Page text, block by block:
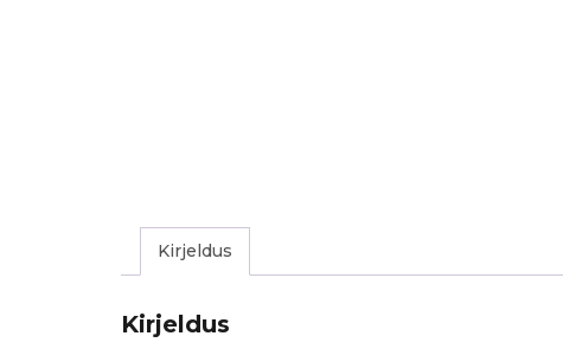
Kirjeldus
Kirjeldus